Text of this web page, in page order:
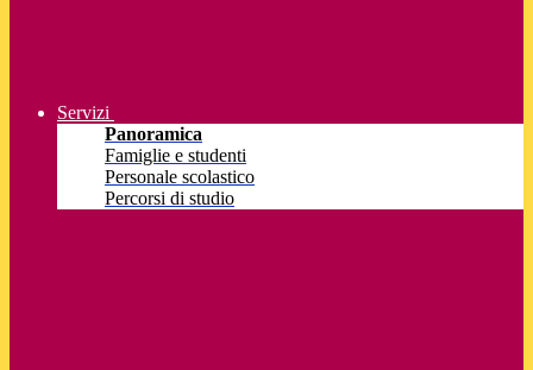
Servizi
Panoramica
Famiglie e studenti
Personale scolastico
Percorsi di studio